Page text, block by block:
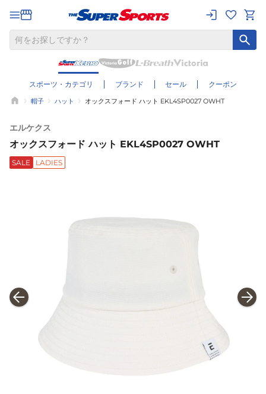
スポーツ・カテゴリ ブランド セール クーポン
帽子 ハット オックスフォード ハット EKL4SP0027 OWHT
エルケクス
オックスフォード ハット EKL4SP0027 OWHT
SALE LADIES